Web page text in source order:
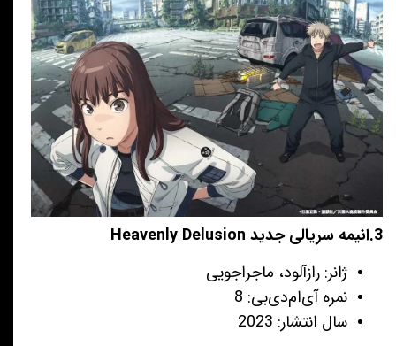
3.انیمه سریالی جدید Heavenly Delusion
ژانر: رازآلود، ماجراجویی
نمره آی‌ام‌دی‌بی: 8
سال انتشار: 2023